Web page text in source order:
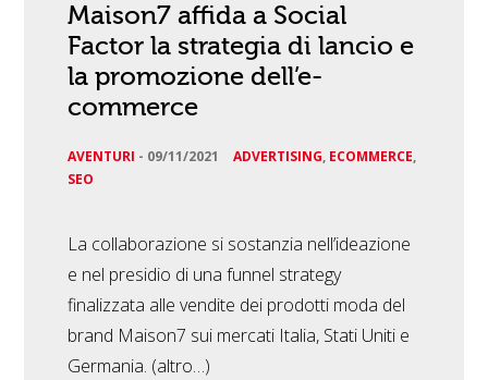
Maison7 affida a Social
Factor la strategia di lancio e
la promozione dell’e-
commerce
AVENTURI - 09/11/2021 ADVERTISING, ECOMMERCE,
SEO
La collaborazione si sostanzia nell’ideazione
e nel presidio di una funnel strategy
finalizzata alle vendite dei prodotti moda del
brand Maison7 sui mercati Italia, Stati Uniti e
Germania. (altro…)